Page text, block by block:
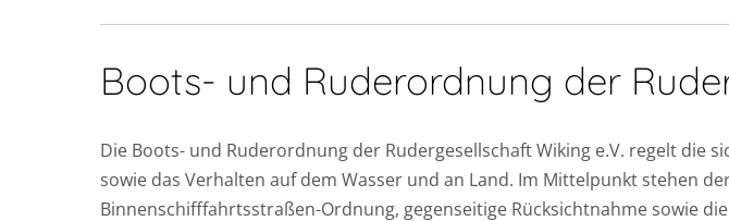
Boots- und Ruderordnung der
Die Boots- und Ruderordnung der Rudergesellschaft Wiking e.V. regelt
sowie das Verhalten auf dem Wasser und an Land. Im Mittelpunkt stehen
Binnenschifffahrtsstraßen-Ordnung, gegenseitige Rücksichtnahme sowie